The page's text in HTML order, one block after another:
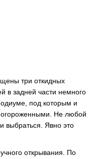
три откидных
в задней части немного
под которым и
огороженными. Не любой
выбраться. Явно это
открывания. По